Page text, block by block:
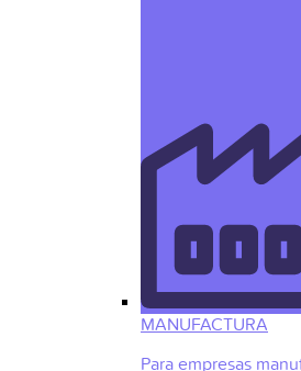
MANUFACTURA
Para empresas